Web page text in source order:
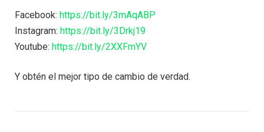
Facebook: https://bit.ly/3mAqABP
Instagram: https://bit.ly/3Drkj19
Youtube: https://bit.ly/2XXFmYV
Y obtén el mejor tipo de cambio de verdad.